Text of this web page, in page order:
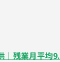
｜残業月平